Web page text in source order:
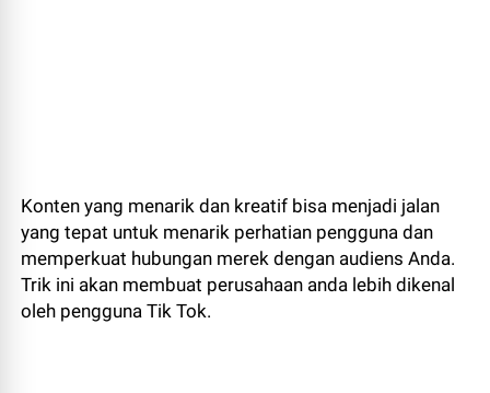
Konten yang menarik dan kreatif bisa menjadi jalan
yang tepat untuk menarik perhatian pengguna dan
memperkuat hubungan merek dengan audiens Anda.
Trik ini akan membuat perusahaan anda lebih dikenal
oleh pengguna Tik Tok.